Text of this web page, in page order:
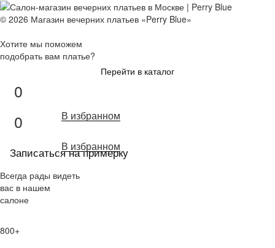
© 2026 Магазин вечерних платьев «Perry Blue»
Хотите мы поможем
подобрать вам платье?
Перейти в каталог
0
В избранном
0
В избранном
Записаться на примерку
Всегда рады видеть
вас в нашем
салоне
800+